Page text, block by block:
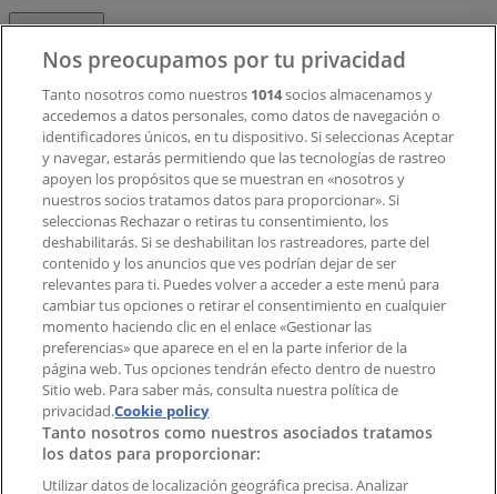
Contacto comercial y de marketing
Tienda mal colocada en el mapa
Notificar un folleto
¿Encontraste un problema en la web o en la
aplicación?
Índices
Marcas
Marcas locales
Negocios
Negocios cercanos
Productos
Productos locales
Nos preocupamos por tu privacidad
Tanto nosotros como nuestros 1014socios almacenamos y
accedemos a datos personales, como datos de navegación o
identificadores únicos, en tu dispositivo. Si seleccionas Aceptar
y navegar, estarás permitiendo que las tecnologías de rastreo
apoyen los propósitos que se muestran en «nosotros y
nuestros socios tratamos datos para proporcionar». Si
seleccionas Rechazar o retiras tu consentimiento, los
deshabilitarás. Si se deshabilitan los rastreadores, parte del
contenido y los anuncios que ves podrían dejar de ser
relevantes para ti. Puedes volver a acceder a este menú para
cambiar tus opciones o retirar el consentimiento en cualquier
momento haciendo clic en el enlace «Gestionar las
preferencias» que aparece en el en la parte inferior de la
página web. Tus opciones tendrán efecto dentro de nuestro
Sitio web. Para saber más, consulta nuestra política de
privacidad.Cookie policy
Tanto nosotros como nuestros asociados tratamos
los datos para proporcionar:
Utilizar datos de localización geográfica precisa. Analizar